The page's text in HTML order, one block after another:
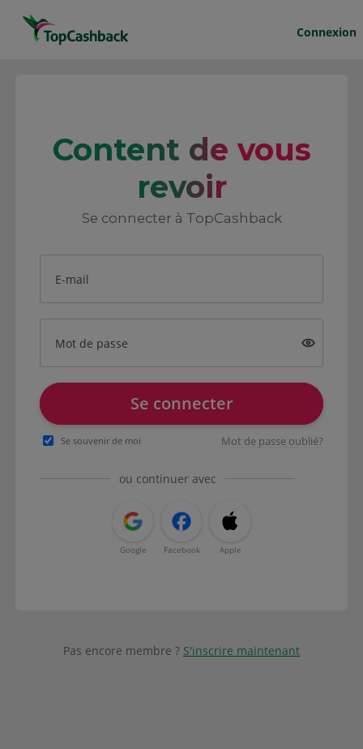
Connexion
Content de vous
revoir
Se connecter à TopCashback
E-mail
Mot de passe
Se connecter
Se souvenir de moi Mot de passe oublié?
ou continuer avec
Google Facebook Apple
Pas encore membre ? S'inscrire maintenant